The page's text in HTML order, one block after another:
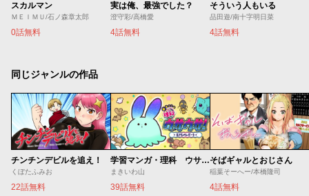
スカルマン
ＭＥＩＭＵ/石ノ森章太郎
0話無料
実は俺、最強でした？
澄守彩/高橋愛
4話無料
そういう人もいる
品田遊/南十字明日菜
4話無料
同じジャンルの作品
チンチンデビルを追え！
くぼたふみお
22話無料
学習マンガ・理科 ウサウサ！
まきいわ山
39話無料
そばギャルとおじさん
稲葉そーへー/本橋隆司
4話無料